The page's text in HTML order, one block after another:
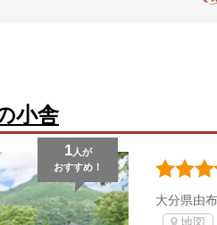
小舎
1人が
おすすめ！
大分県由